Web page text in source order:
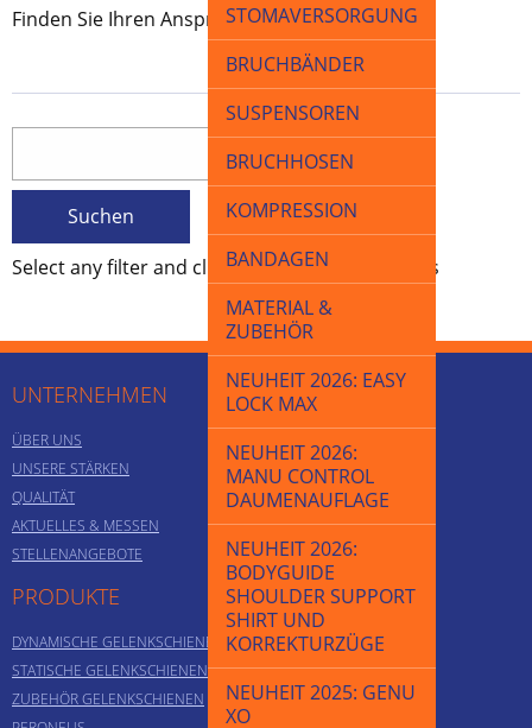
STOMAVERSORGUNG
BRUCHBÄNDER
SUSPENSOREN
BRUCHHOSEN
KOMPRESSION
BANDAGEN
MATERIAL &
ZUBEHÖR
NEUHEIT 2026: EASY
LOCK MAX
NEUHEIT 2026:
MANU CONTROL
DAUMENAUFLAGE
NEUHEIT 2026:
BODYGUIDE
SHOULDER SUPPORT
SHIRT UND
KORREKTURZÜGE
NEUHEIT 2025: GENU
XO
Finden Sie Ihren Ansprechpartner.
Select any filter and click on Apply to see results
UNTERNEHMEN
ÜBER UNS
UNSERE STÄRKEN
QUALITÄT
AKTUELLES & MESSEN
STELLENANGEBOTE
PRODUKTE
DYNAMISCHE GELENKSCHIENEN
STATISCHE GELENKSCHIENEN
ZUBEHÖR GELENKSCHIENEN